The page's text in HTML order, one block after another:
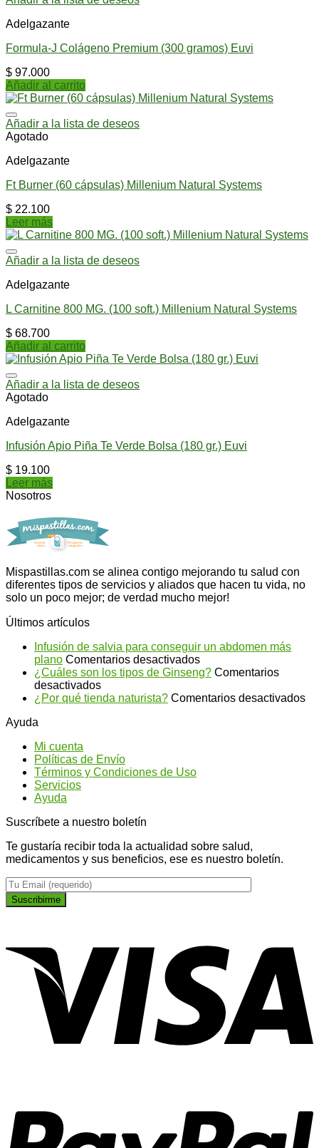
Adelgazante
Formula-J Colágeno Premium (300 gramos) Euvi
$ 97.000
Añadir al carrito
Añadir a la lista de deseos
Agotado
Adelgazante
Ft Burner (60 cápsulas) Millenium Natural Systems
$ 22.100
Leer más
Añadir a la lista de deseos
Adelgazante
L Carnitine 800 MG. (100 soft.) Millenium Natural Systems
$ 68.700
Añadir al carrito
Añadir a la lista de deseos
Agotado
Adelgazante
Infusión Apio Piña Te Verde Bolsa (180 gr.) Euvi
$ 19.100
Leer más
Nosotros
Mispastillas.com se alinea contigo mejorando tu salud con
diferentes tipos de servicios y aliados que hacen tu vida, no
solo un poco mejor; de verdad mucho mejor!
Últimos artículos
Infusión de salvia para conseguir un abdomen más
plano Comentarios desactivadosen
Infusión
salvia
¿Cuáles son los tipos de Ginseng? Comentarios
desactivadosen
¿Cuáles
Ginseng?
¿Por qué tienda naturista? Comentarios desactivadosen
Ayuda
Mi cuenta
Políticas de Envío
Términos y Condiciones de Uso
Servicios
Ayuda
Suscríbete a nuestro boletín
Te gustaría recibir toda la actualidad sobre salud,
medicamentos y sus beneficios, ese es nuestro boletín.